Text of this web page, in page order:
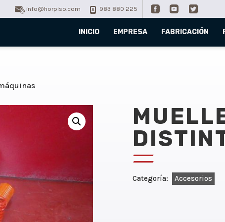
info@horpiso.com 983 880 225
INICIO EMPRESA FABRICACIÓN
Categoría: Accesorios